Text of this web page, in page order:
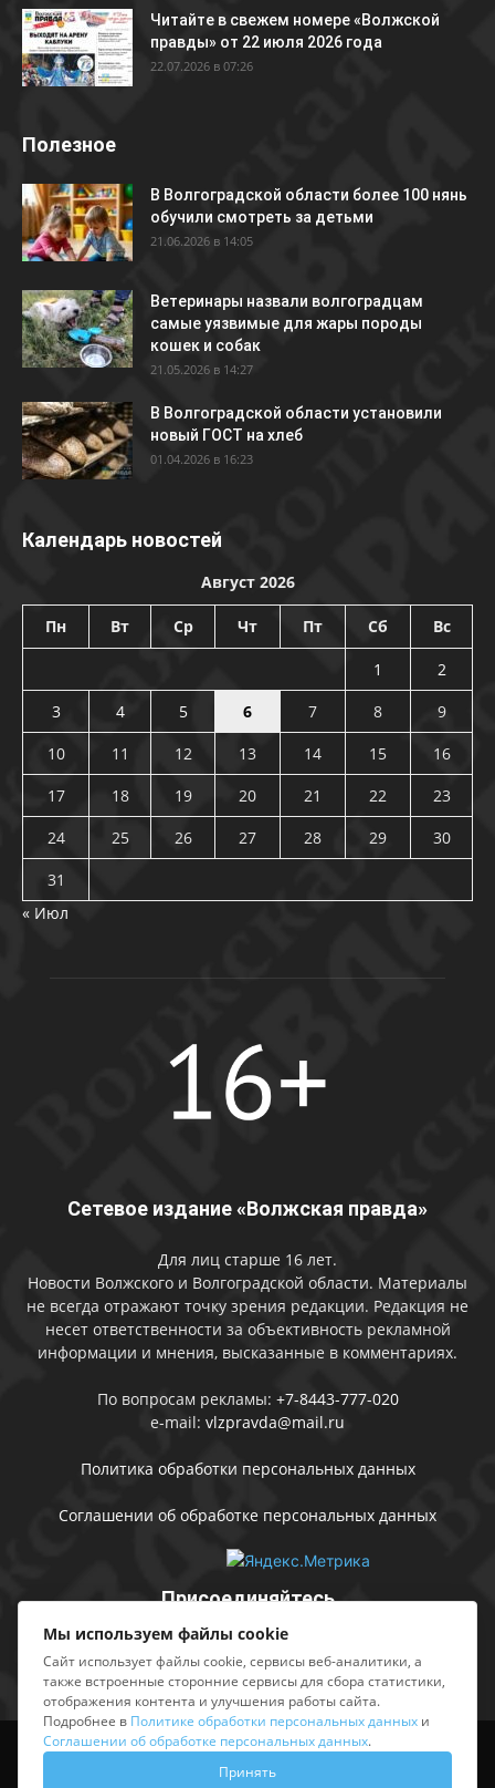
Читайте в свежем номере «Волжской
правды» от 22 июля 2026 года
22.07.2026 в 07:26
Полезное
В Волгоградской области более 100 нянь
обучили смотреть за детьми
21.06.2026 в 14:05
Ветеринары назвали волгоградцам
самые уязвимые для жары породы
кошек и собак
21.05.2026 в 14:27
В Волгоградской области установили
новый ГОСТ на хлеб
01.04.2026 в 16:23
Календарь новостей
Август 2026
Пн Вт Ср Чт Пт Сб Вс
1
2
3
4 5 6 7 8
9
10
11 12 13 14 15
16
17
18 19 20 21 22
23
24
25 26 27 28 29
30
31
« Июл
Сетевое издание «Волжская правда»
Для лиц старше 16 лет.
Новости Волжского и Волгоградской области. Материалы
не всегда отражают точку зрения редакции. Редакция не
несет ответственности за объективность рекламной
информации и мнения, высказанные в комментариях.
По вопросам рекламы: +7-8443-777-020
e-mail: vlzpravda@mail.ru
Политика обработки персональных данных
Соглашении об обработке персональных данных
Присоединяйтесь
Выходные данные Sing in
Мы используем файлы cookie
Сайт использует файлы cookie, сервисы веб-аналитики, а
также встроенные сторонние сервисы для сбора статистики,
отображения контента и улучшения работы сайта.
Подробнее в Политике обработки персональных данных и
Соглашении об обработке персональных данных.
Принять